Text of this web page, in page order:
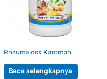
Rheumaloss Karomah
Baca selengkapnya